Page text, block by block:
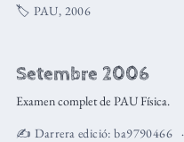
🏷️ PAU, 2006
Setembre 2006
Examen complet de PAU Física.
✍️ Darrera edició:ba9790466